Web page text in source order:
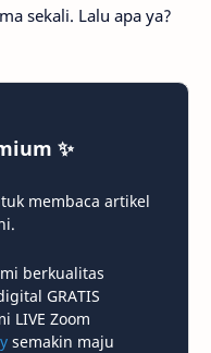
sekali. Lalu apa ya?
✨
membaca artikel
berkualitas
GRATIS
LIVE Zoom
semakin maju